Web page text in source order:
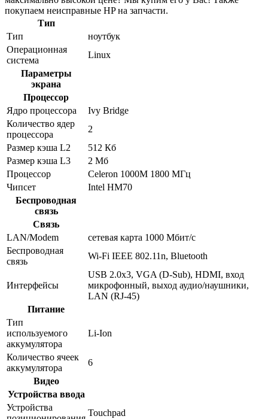
покупаем неисправные HP на запчасти.
Тип
Тип
ноутбук
Операционная
система
Linux
Параметры
экрана
Процессор
Ядро процессора
Ivy Bridge
Количество ядер
процессора
2
Размер кэша L2
512 Кб
Размер кэша L3
2 Мб
Процессор
Celeron 1000M 1800 МГц
Чипсет
Intel HM70
Беспроводная
связь
Связь
LAN/Modem
сетевая карта 1000 Мбит/c
Беспроводная
связь
Wi-Fi IEEE 802.11n, Bluetooth
Интерфейсы
USB 2.0x3, VGA (D-Sub), HDMI, вход
микрофонный, выход аудио/наушники,
LAN (RJ-45)
Питание
Тип
используемого
аккумулятора
Li-Ion
Количество ячеек
аккумулятора
6
Видео
Устройства ввода
Устройства
Touchpad